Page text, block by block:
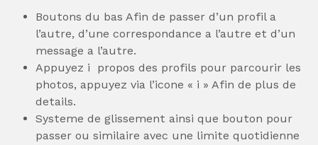
Boutons du bas Afin de passer d’un profil a
l’autre, d’une correspondance a l’autre et d’un
message a l’autre.
Appuyez i propos des profils pour parcourir les
photos, appuyez via l’icone « i » Afin de plus de
details.
Systeme de glissement ainsi que bouton pour
passer ou similaire avec une limite quotidienne